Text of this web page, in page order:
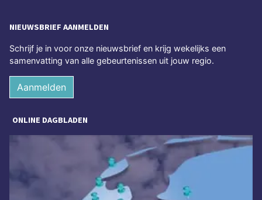
NIEUWSBRIEF AANMELDEN
Schrijf je in voor onze nieuwsbrief en krijg wekelijks een
samenvatting van alle gebeurtenissen uit jouw regio.
Aanmelden
ONLINE DAGBLADEN